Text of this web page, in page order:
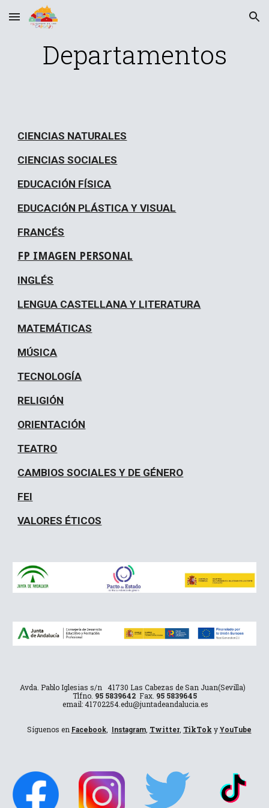
Skip to main content Skip to navigation
Departamentos
CIENCIAS NATURALES
CIENCIAS SOCIALES
EDUCACIÓN FÍSICA
EDUCACIÓN PLÁSTICA Y VISUAL
FRANCÉS
FP IMAGEN PERSONAL
INGLÉS
LENGUA CASTELLANA Y LITERATURA
MATEMÁTICAS
MÚSICA
TECNOLOGÍA
RELIGIÓN
ORIENTACIÓN
TEATRO
CAMBIOS SOCIALES Y DE GÉNERO
FEI
VALORES ÉTICOS
Avda. Pablo Iglesias s/n 41730 Las Cabezas de San Juan(Sevilla)
Tlfno. 95 5839642 Fax. 95 5839645
email: 41702254.edu@juntadeandalucia.es
Síguenos en Facebook, Instagram, Twitter, TikTok y YouTube